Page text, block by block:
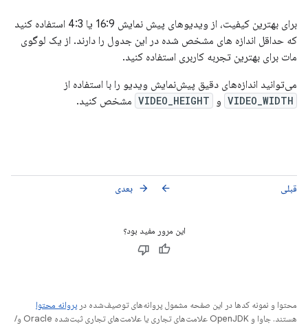
برای بهترین کیفیت، از ویدیوهای پیش نمایش 16:9 یا 4:3 استفاده کنید
که حداقل اندازه های مشخص شده در این جدول را دارند. از یک لوگوی
مات برای بهترین تجربه کاربری استفاده کنید.
می‌توانید اندازه‌های دقیق پیش‌نمایش ویدیو را با استفاده از
VIDEO_WIDTH و VIDEO_HEIGHT مشخص کنید.
قبلی arrow_back بعدی arrow_forward
این مرور مفید بود؟
محتوا و نمونه کدها در این صفحه مشمول پروانه‌های توصیف‌شده در پروانه محتوا
هستند. جاوا و OpenJDK علامت‌های تجاری یا علامت‌های تجاری ثبت‌شده Oracle و/